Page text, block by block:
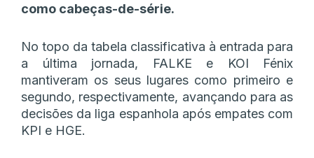
como cabeças-de-série.
No topo da tabela classificativa à entrada para
a última jornada, FALKE e KOI Fénix
mantiveram os seus lugares como primeiro e
segundo, respectivamente, avançando para as
decisões da liga espanhola após empates com
KPI e HGE.